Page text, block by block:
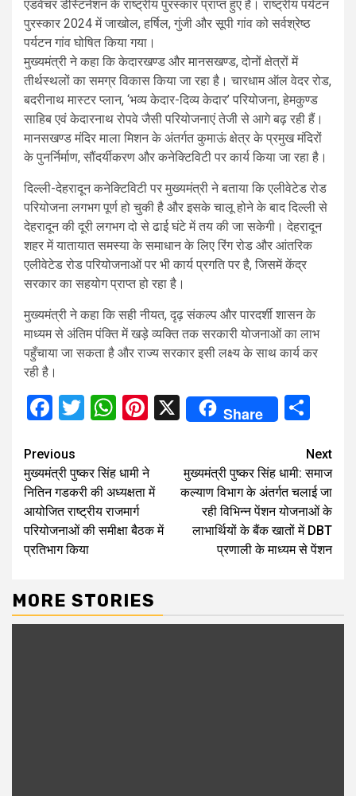
एडवेंचर डेस्टिनेशन के राष्ट्रीय पुरस्कार प्राप्त हुए हैं। राष्ट्रीय पर्यटन
पुरस्कार 2024 में जाखोल, हर्षिल, गुंजी और सूपी गांव को सर्वश्रेष्ठ
पर्यटन गांव घोषित किया गया।
मुख्यमंत्री ने कहा कि केदारखण्ड और मानसखण्ड, दोनों क्षेत्रों में
तीर्थस्थलों का समग्र विकास किया जा रहा है। चारधाम ऑल वेदर रोड,
बदरीनाथ मास्टर प्लान, ‘भव्य केदार-दिव्य केदार’ परियोजना, हेमकुण्ड
साहिब एवं केदारनाथ रोपवे जैसी परियोजनाएं तेजी से आगे बढ़ रही हैं।
मानसखण्ड मंदिर माला मिशन के अंतर्गत कुमाऊं क्षेत्र के प्रमुख मंदिरों
के पुनर्निर्माण, सौंदर्यीकरण और कनेक्टिविटी पर कार्य किया जा रहा है।
दिल्ली-देहरादून कनेक्टिविटी पर मुख्यमंत्री ने बताया कि एलीवेटेड रोड
परियोजना लगभग पूर्ण हो चुकी है और इसके चालू होने के बाद दिल्ली से
देहरादून की दूरी लगभग दो से ढाई घंटे में तय की जा सकेगी। देहरादून
शहर में यातायात समस्या के समाधान के लिए रिंग रोड और आंतरिक
एलीवेटेड रोड परियोजनाओं पर भी कार्य प्रगति पर है, जिसमें केंद्र
सरकार का सहयोग प्राप्त हो रहा है।
मुख्यमंत्री ने कहा कि सही नीयत, दृढ़ संकल्प और पारदर्शी शासन के
माध्यम से अंतिम पंक्ति में खड़े व्यक्ति तक सरकारी योजनाओं का लाभ
पहुँचाया जा सकता है और राज्य सरकार इसी लक्ष्य के साथ कार्य कर
रही है।
Facebook
Twitter
WhatsApp
Pinterest
X Share
Continue
Reading
Previous
मुख्यमंत्री पुष्कर सिंह धामी ने
नितिन गडकरी की अध्यक्षता में
आयोजित राष्ट्रीय राजमार्ग
परियोजनाओं की समीक्षा बैठक में
प्रतिभाग किया
Next
मुख्यमंत्री पुष्कर सिंह धामी: समाज
कल्याण विभाग के अंतर्गत चलाई जा
रही विभिन्न पेंशन योजनाओं के
लाभार्थियों के बैंक खातों में DBT
प्रणाली के माध्यम से पेंशन
MORE STORIES